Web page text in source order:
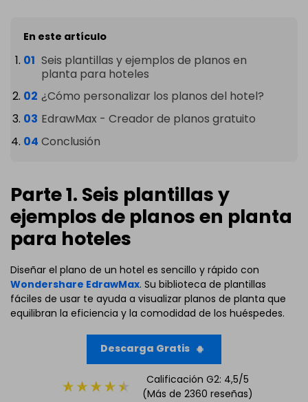
En este artículo
Seis plantillas y ejemplos de planos en
planta para hoteles
¿Cómo personalizar los planos del hotel?
EdrawMax - Creador de planos gratuito
Conclusión
Parte 1. Seis plantillas y
ejemplos de planos en planta
para hoteles
Diseñar el plano de un hotel es sencillo y rápido con
Wondershare EdrawMax. Su biblioteca de plantillas
fáciles de usar te ayuda a visualizar planos de planta que
equilibran la eficiencia y la comodidad de los huéspedes.
Descarga Gratis
Calificación G2: 4,5/5
(Más de 2360 reseñas)